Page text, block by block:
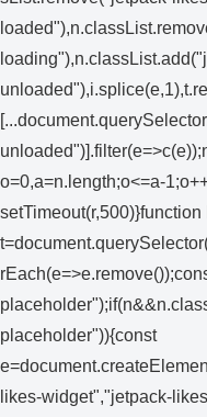
o=0,a=n.length;o<=a-
placeholder")){const
likes-widget","jetpack-